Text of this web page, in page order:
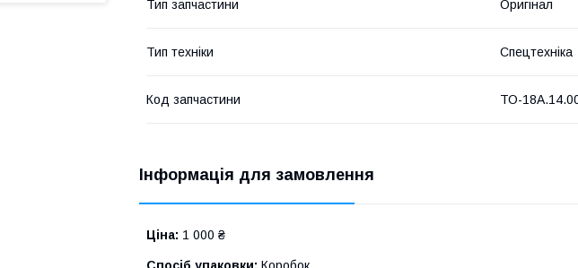
Тип запчастини Оригінал
Тип техніки Спецтехніка
Код запчастини ТО-
Інформація для замовлення
Ціна: 1 000 ₴
Спосіб упаковки: Коробок